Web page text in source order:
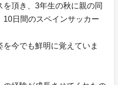
頂き、3年生の秋に親の同
日間のスペインサッカー
今でも鮮明に覚えていま